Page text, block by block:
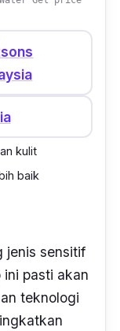
kulit
baik
jenis sensitif
ini pasti akan
teknologi